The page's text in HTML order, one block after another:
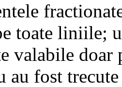
toate liniile;
valabile doar
au fost